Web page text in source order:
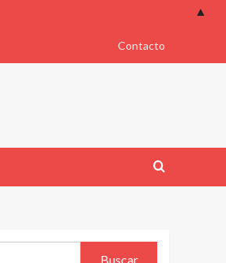
Contacto
▲